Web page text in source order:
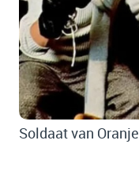
Soldaat van Oranje